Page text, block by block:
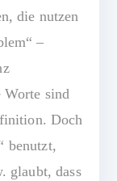
die nutzen
–
Worte sind
Doch
benutzt,
glaubt, dass